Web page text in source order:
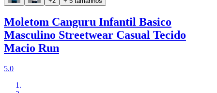
Moletom Canguru Infantil Basico
Masculino Streetwear Casual Tecido
Macio Run
5.0